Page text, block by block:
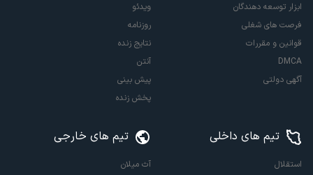
ابزار توسعه دهندگان
فرصت های شغلی
قوانین و مقررات
DMCA
آگهی دولتی
ویدئو
روزنامه
نتایج زنده
آنتن
پیش بینی
پخش زنده
تیم های داخلی
استقلال
تیم های خارجی
آث میلان